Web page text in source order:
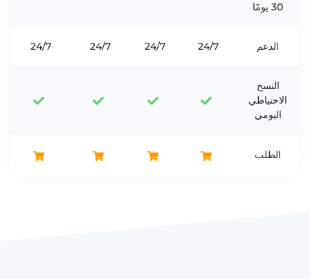
30 يومًا
الدعم 24/7
24/7
24/7
24/7
النسخ
الاحتياطي
اليومي
الطلب